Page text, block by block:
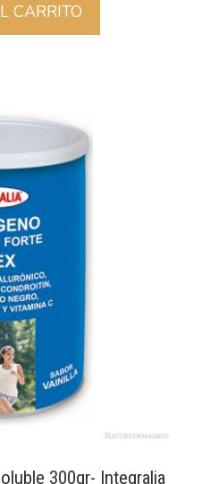
CARRITO
300gr- Integralia